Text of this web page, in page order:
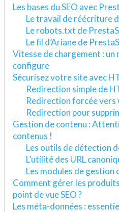
Les bases du SEO avec
Le travail de réécriture
Le robots.txt de
Le fil d’Ariane de
Vitesse de chargement : un
configure
Sécurisez votre site avec
Redirection simple de
Redirection forcée vers
Redirection pour
Gestion de contenu :
contenus !
Les outils de détection
L’utilité des URL
Les modules de gestion
Comment gérer les
point de vue SEO ?
Les méta-données :